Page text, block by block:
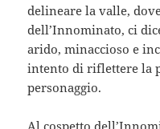
delineare la valle,
dell’Innominato, ci
arido, minaccioso e
intento di riflettere la
personaggio.
Al cospetto